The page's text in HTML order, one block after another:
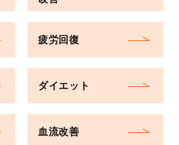
疲労回復
ダイエット
血流改善